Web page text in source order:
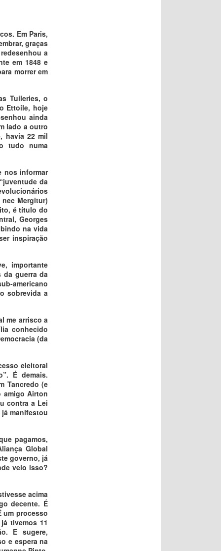
Em Paris,
graças
a
em 1848 e
morrer em
Tuileries, o
Ettoile, hoje
ainda
lado a outro
havia 22 mil
tudo numa
nos informar
da
Mergitur)
é título do
Georges
na vida
inspiração
importante
da guerra da
americano
sobrevida a
me arrisco a
conhecido
(da
eleitoral
É demais.
Tancredo (e
amigo Airton
contra a Lei
manifestou
pagamos,
Global
governo, já
veio isso?
acima
decente. É
um processo
tivemos 11
E sugere,
e espera na